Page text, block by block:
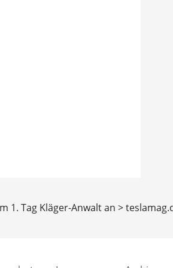
1. Tag Kläger-Anwalt an >